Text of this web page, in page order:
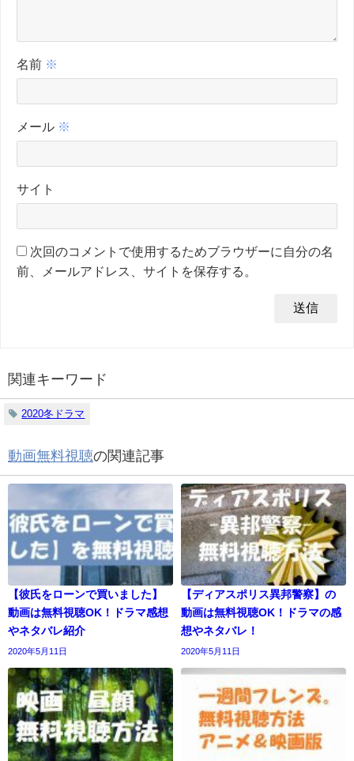
名前 ※
メール ※
サイト
次回のコメントで使用するためブラウザーに自分の名
前、メールアドレス、サイトを保存する。
関連キーワード
2020冬ドラマ
動画無料視聴の関連記事
【彼氏をローンで買いました】
動画は無料視聴OK！ドラマ感想
やネタバレ紹介
2020年5月11日
【ディアスポリス異邦警察】の
動画は無料視聴OK！ドラマの感
想やネタバレ！
2020年5月11日